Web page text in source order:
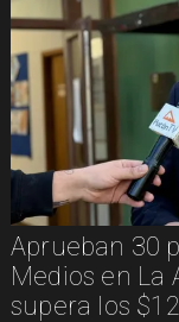
Aprueban 30
Medios en La
supera los